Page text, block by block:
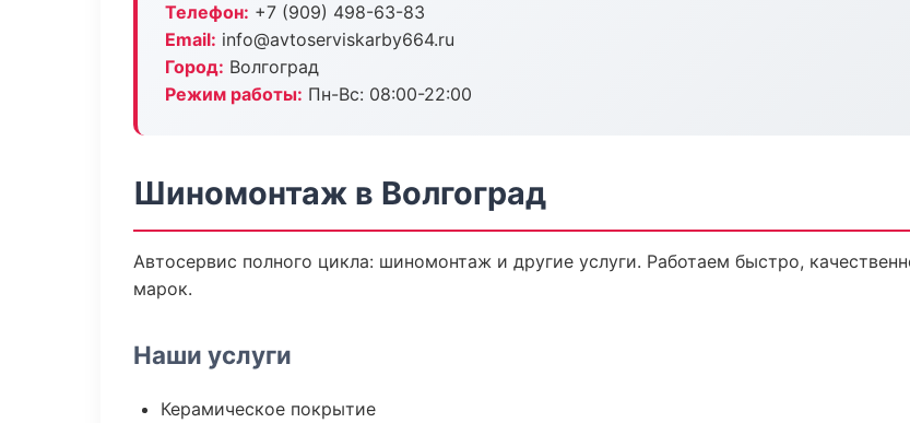
Телефон: +7 (909) 498-63-83
Email: info@avtoserviskarby664.ru
Город: Волгоград
Режим работы: Пн-Вс: 08:00-22:00
Шиномонтаж в Волгоград
Автосервис полного цикла: шиномонтаж и другие услуги. Работаем быстро,
марок.
Наши услуги
Керамическое покрытие